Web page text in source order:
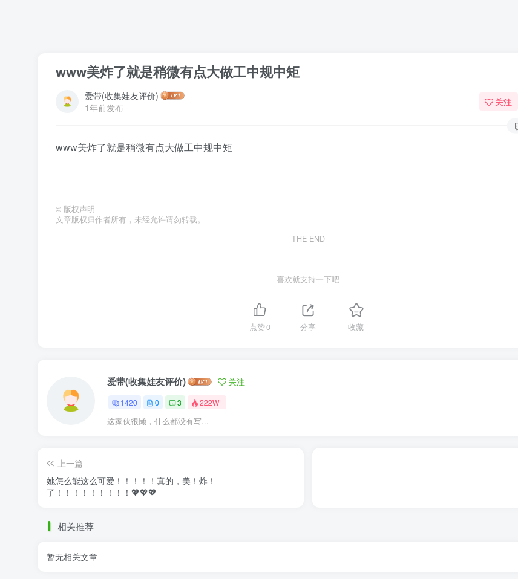
www美炸了就是稍微有点大做工中规中矩
爱带(收集娃友评价)
1年前发布
关注
www美炸了就是稍微有点大做工中规中矩
© 版权声明
文章版权归作者所有，未经允许请勿转载。
THE END
喜欢就支持一下吧
点赞0 分享 收藏
爱带(收集娃友评价) 关注
1420 0 3 222W+
这家伙很懒，什么都没有写...
上一篇
她怎么能这么可爱！！！！！真的，美！炸！
了！！！！！！！！！💖💖💖
相关推荐
暂无相关文章